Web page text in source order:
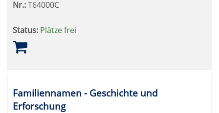
Nr.:T64000C
Status: Plätze frei
Familiennamen - Geschichte und
Erforschung